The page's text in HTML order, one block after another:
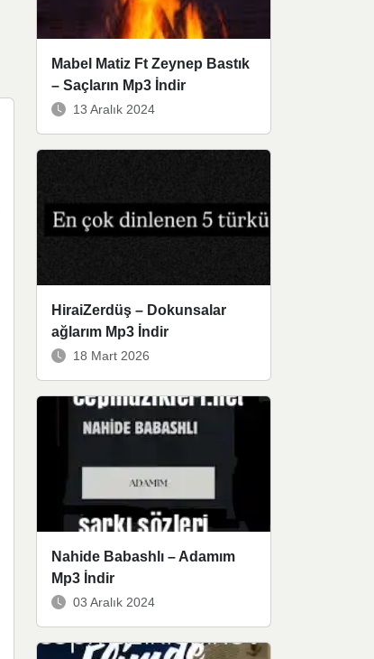
Mabel Matiz Ft Zeynep Bastık
– Saçların Mp3 İndir
13 Aralık 2024
HiraiZerdüş – Dokunsalar
ağlarım Mp3 İndir
18 Mart 2026
Nahide Babashlı – Adamım
Mp3 İndir
03 Aralık 2024